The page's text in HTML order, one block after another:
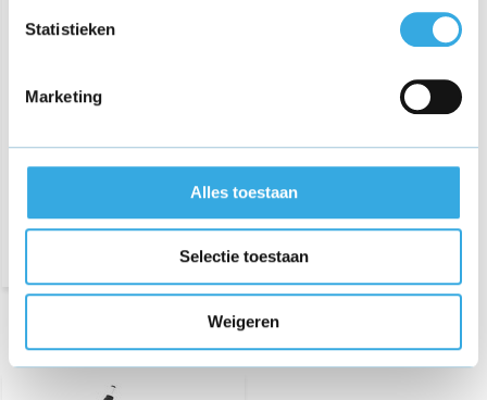
Statistieken
Marketing
Alles toestaan
Selectie toestaan
Weigeren
Recent bekeken